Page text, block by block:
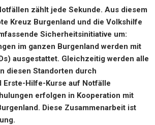
zählt jede Sekunde. Aus diesem
Kreuz Burgenland und die Volkshilfe
Sicherheitsinitiative um:
im ganzen Burgenland werden mit
ausgestattet. Gleichzeitig werden alle
diesen Standorten durch
Erste-Hilfe-Kurse auf Notfälle
erfolgen in Kooperation mit
Diese Zusammenarbeit ist